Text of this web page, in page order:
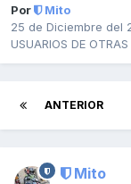
Por
Mito
25 de Diciembre del
USUARIOS DE
ANTERIOR
Mito